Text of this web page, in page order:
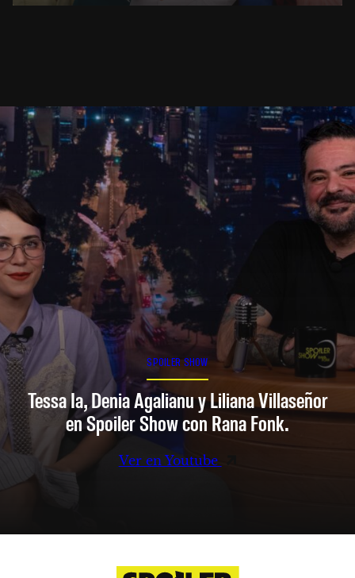
SPOILER SHOW
Tessa Ia, Denia Agalianu y Liliana Villaseñor
en Spoiler Show con Rana Fonk.
Ver en Youtube